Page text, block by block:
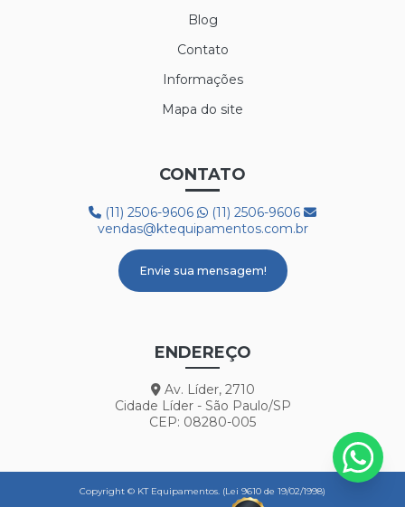
Blog
Contato
Informações
Mapa do site
CONTATO
(11) 2506-9606
(11) 2506-9606
vendas@ktequipamentos.com.br
Envie sua mensagem!
ENDEREÇO
Av. Líder, 2710
Cidade Líder - São Paulo/SP
CEP: 08280-005
Copyright © KT Equipamentos. (Lei 9610 de 19/02/1998)